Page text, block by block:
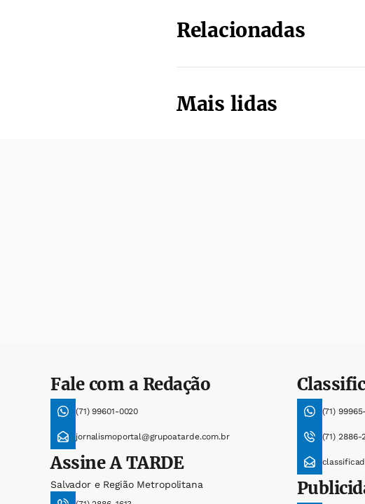
Relacionadas
Mais lidas
Fale com a Redação
(71) 99601-0020
jornalismoportal@grupoatarde.com.br
AssineA TARDE
Salvador e Região Metropolitana
(71)
(71)